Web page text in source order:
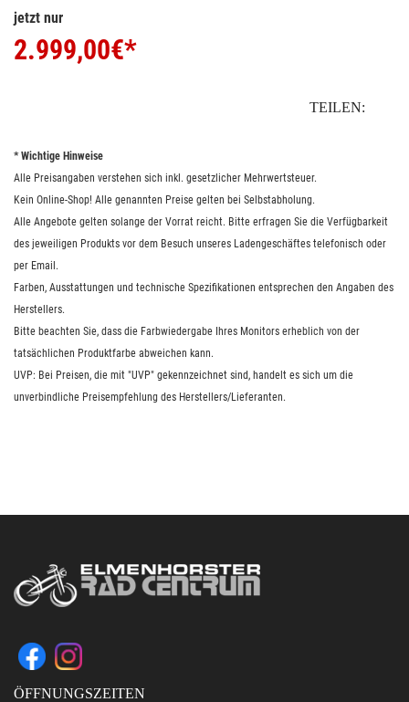
jetzt nur
2.999,00€*
TEILEN:
* Wichtige Hinweise
Alle Preisangaben verstehen sich inkl. gesetzlicher Mehrwertsteuer.
Kein Online-Shop! Alle genannten Preise gelten bei Selbstabholung.
Alle Angebote gelten solange der Vorrat reicht. Bitte erfragen Sie die Verfügbarkeit
des jeweiligen Produkts vor dem Besuch unseres Ladengeschäftes telefonisch oder
per Email.
Farben, Ausstattungen und technische Spezifikationen entsprechen den Angaben des
Herstellers.
Bitte beachten Sie, dass die Farbwiedergabe Ihres Monitors erheblich von der
tatsächlichen Produktfarbe abweichen kann.
UVP: Bei Preisen, die mit "UVP" gekennzeichnet sind, handelt es sich um die
unverbindliche Preisempfehlung des Herstellers/Lieferanten.
ÖFFNUNGSZEITEN